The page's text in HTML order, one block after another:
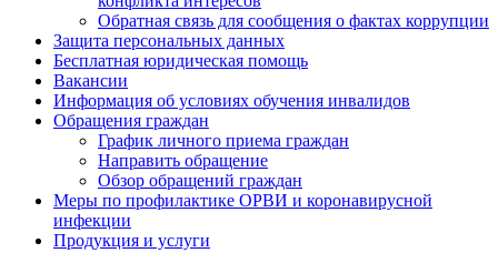
Обратная связь для сообщения о фактах коррупции
Защита персональных данных
Бесплатная юридическая помощь
Вакансии
Информация об условиях обучения инвалидов
Обращения граждан
График личного приема граждан
Направить обращение
Обзор обращений граждан
Меры по профилактике ОРВИ и коронавирусной
инфекции
Продукция и услуги